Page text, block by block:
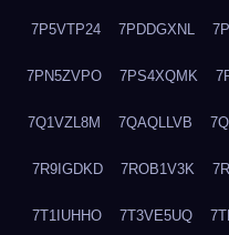
7P5VTP24 7PDDGXNL
7PN5ZVPO 7PS4XQMK
7Q1VZL8M 7QAQLLVB
7R9IGDKD 7ROB1V3K
7T1IUHHO 7T3VE5UQ